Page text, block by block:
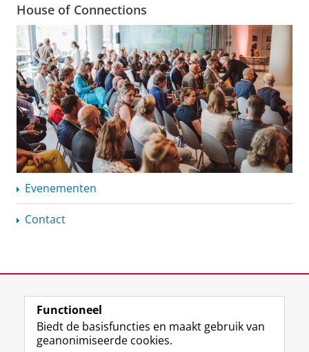
House of Connections
Evenementen
Contact
View this page in:English
Functioneel
Biedt de basisfuncties en maakt gebruik van
geanonimiseerde cookies.